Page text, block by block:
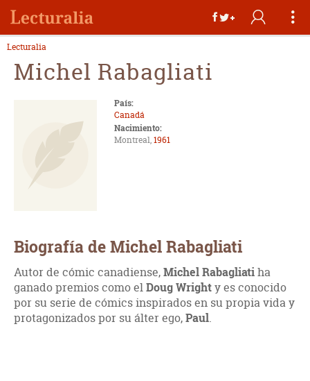
Lecturalia
Michel Rabagliati
País:
Canadá
Nacimiento:
Montreal,1961
Biografía de Michel Rabagliati
Autor de cómic canadiense,Michel Rabagliatiha
ganado premios como elDoug Wrighty es conocido
por su serie de cómics inspirados en su propia vida y
protagonizados por su álter ego,Paul.